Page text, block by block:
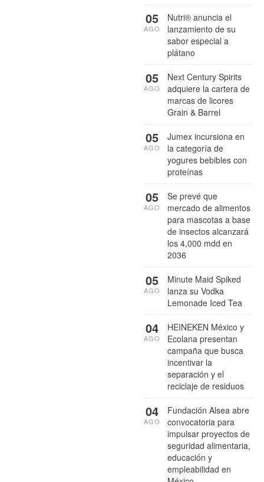
Nutri® anuncia el
lanzamiento de su
sabor especial a
plátano
05
AGO
Next Century Spirits
adquiere la cartera de
marcas de licores
Grain & Barrel
05
AGO
Jumex incursiona en
la categoría de
yogures bebibles con
proteínas
05
AGO
Se prevé que
mercado de alimentos
para mascotas a base
de insectos alcanzará
los 4,000 mdd en
2036
05
AGO
Minute Maid Spiked
lanza su Vodka
Lemonade Iced Tea
05
AGO
HEINEKEN México y
Ecolana presentan
campaña que busca
incentivar la
separación y el
reciclaje de residuos
04
AGO
Fundación Alsea abre
convocatoria para
impulsar proyectos de
seguridad alimentaria,
educación y
empleabilidad en
04
AGO